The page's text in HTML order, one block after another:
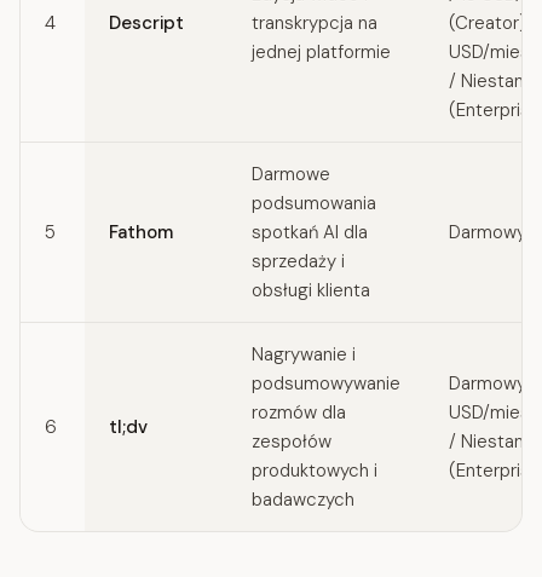
4 Descript
transkrypcja na
jednej platformie
(Creator)
USD/
/
5 Fathom
Darmowe
podsumowania
spotkań AI dla
sprzedaży i
obsługi klienta
Darmowy
6 tl;dv
Nagrywanie i
podsumowywanie
rozmów dla
zespołów
produktowych i
badawczych
Darmowy
USD/
/